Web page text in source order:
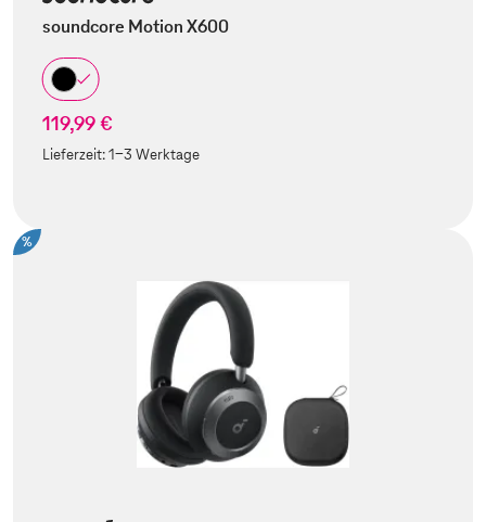
soundcore Motion X600
119,99 €
Lieferzeit:1-3 Werktage
%